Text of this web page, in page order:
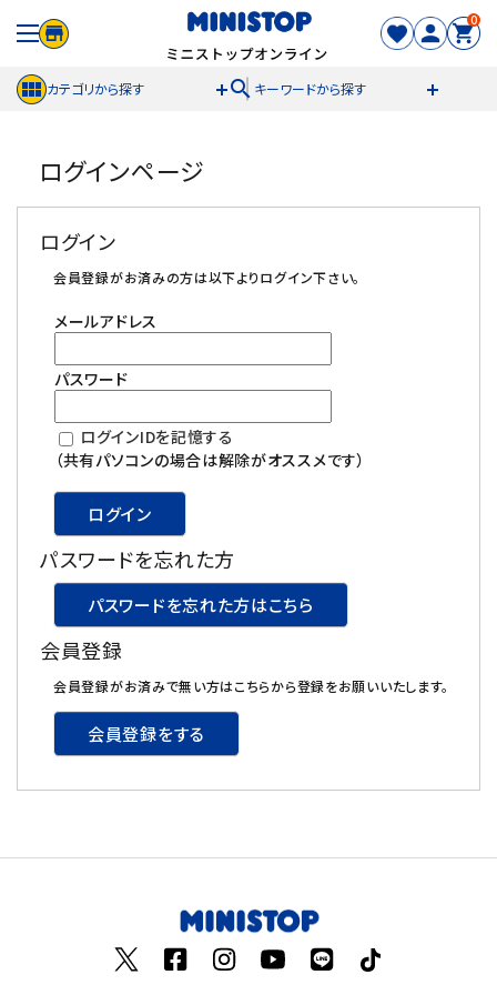
0
カテゴリから探す search キーワードから探す
meeting_room ログイン person 新規登録
セール商品
カテゴリから探す
冷凍食品
スイーツ
お菓子
酒類
日用品
ギフト
ログインページ
ログイン
会員登録がお済みの方は以下よりログイン下さい。
メールアドレス
パスワード
ログインIDを記憶する
（共有パソコンの場合は解除がオススメです）
ログイン
パスワードを忘れた方
パスワードを忘れた方はこちら
会員登録
会員登録がお済みで無い方はこちらから登録をお願いいたします。
会員登録をする